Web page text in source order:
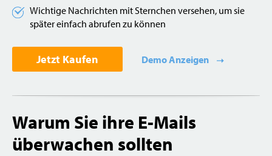
Wichtige Nachrichten mit Sternchen versehen, um sie
später einfach abrufen zu können
Jetzt Kaufen Demo Anzeigen
Warum Sie ihre E-Mails
überwachen sollten